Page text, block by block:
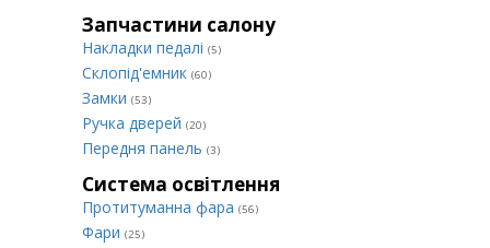
Запчастини салону
Накладки педалі (5)
Склопід'емник (60)
Замки (53)
Ручка дверей (20)
Передня панель (3)
Система освітлення
Протитуманна фара (56)
Фари (25)